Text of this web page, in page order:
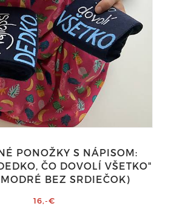
PONOŽKY S NÁPISOM:
ČO DOVOLÍ VŠETKO"
BEZ SRDIEČOK)
16,-€